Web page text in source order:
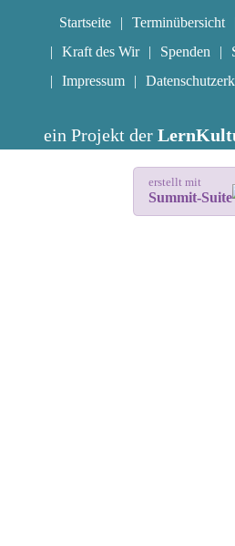
Startseite Terminübersicht
Kraft des Wir
Spenden
Impressum
ein Projekt der
erstellt mit
Summit-Suite